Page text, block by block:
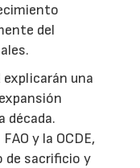
del
una
década.
y la OCDE,
de sacrificio y